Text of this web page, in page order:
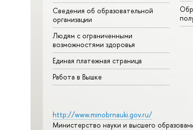
Сведения об образовательной
организации
Людям с ограниченными
возможностями здоровья
Единая платежная страница
Работа в Вышке
http://www.minobrnauki.gov.ru/
Министерство науки и высшего